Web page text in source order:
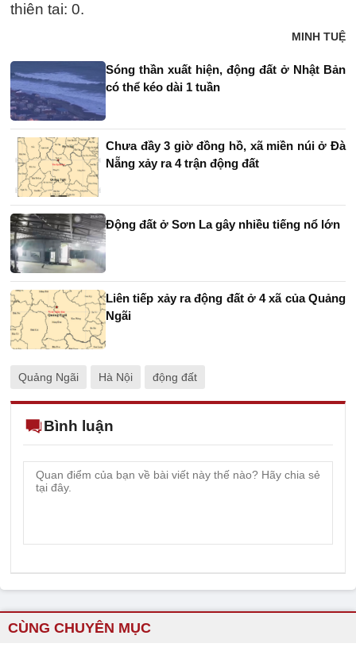
thiên tai: 0.
MINH TUỆ
Sóng thần xuất hiện, động đất ở Nhật Bản
có thể kéo dài 1 tuần
Chưa đầy 3 giờ đồng hồ, xã miền núi ở Đà
Nẵng xảy ra 4 trận động đất
Động đất ở Sơn La gây nhiều tiếng nổ lớn
Liên tiếp xảy ra động đất ở 4 xã của Quảng
Ngãi
Quảng Ngãi Hà Nội động đất
Bình luận
CÙNG CHUYÊN MỤC